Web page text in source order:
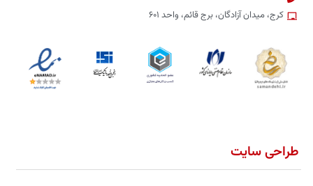
کرج، میدان آزادگان، برج قائم، واحد ۶۰۱
طراحی سایت